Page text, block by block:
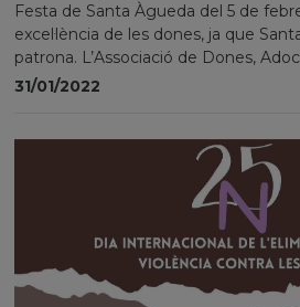
Festa de Santa Àgueda del 5 de
excel·lència de les dones, ja que
patrona. L’Associació de Dones,
31/01/2022